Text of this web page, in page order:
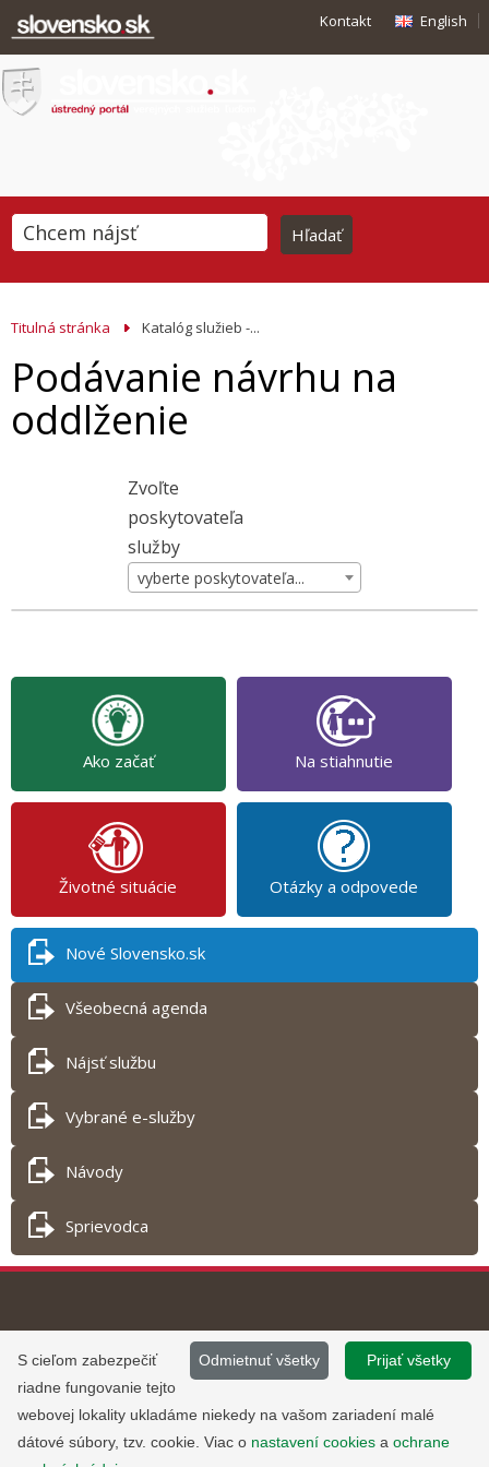
Kontakt English
Titulná stránka Katalóg služieb -...
Podávanie návrhu na
oddlženie
Zvoľte
poskytovateľa
služby
vyberte poskytovateľa...
Ako začať Na stiahnutie
Životné situácie Otázky a odpovede
Nové Slovensko.sk
Všeobecná agenda
Nájsť službu
Vybrané e-služby
Návody
Sprievodca
Tlač obsahu
©2013 - 2026, Slovensko.sk
Informácie zverejnené na portáli
majú informatívny charakter.
Prevádzku stránky
www.slovensko.sk a správu jej
obsahu zabezpečuje
Prijať všetky
Odmietnuť všetky
S cieľom zabezpečiť
riadne fungovanie tejto
webovej lokality ukladáme niekedy na vašom zariadení malé
dátové súbory, tzv. cookie. Viac o nastavení cookies a ochrane